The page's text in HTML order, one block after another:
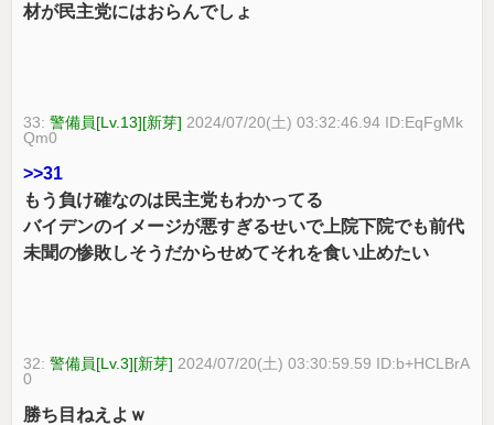
材が民主党にはおらんでしょ
33:警備員[Lv.13][新芽] 2024/07/20(土) 03:32:46.94 ID:EqFgMk
Qm0
>>31
もう負け確なのは民主党もわかってる
バイデンのイメージが悪すぎるせいで上院下院でも前代
未聞の惨敗しそうだからせめてそれを食い止めたい
32:警備員[Lv.3][新芽] 2024/07/20(土) 03:30:59.59 ID:b+HCLBrA
0
勝ち目ねえよｗ